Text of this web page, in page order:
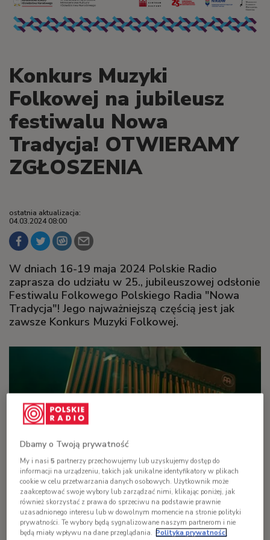
Konkurs Muzyki
Folkowej na jubileusz
festiwalu Nowa
Tradycja! OTWIERAMY
ZGŁOSZENIA
ostatnia aktualizacja:
04.03.2024 08:00
W dniach 16-19 maja 2024 Polskie Radio
zaprasza do udziału w 25., jubileuszowej odsłonie
Festiwalu Folkowego Polskiego Radia "Nowa
Tradycja"! Jego najważniejszą częścią jest jak
zawsze Konkurs Muzyki Folkowej.
Igor Nikiforow z zespołu Babadag podczas koncertu na festiwalu Nowa
Tradycja 2022
Foto: Danuta Naugolnyk
Konkurs Muzyki Folkowej to główna część Festiwalu
Dbamy o Twoją prywatność
My i nasi5 partnerzy przechowujemy lub uzyskujemy dostęp do
informacji na urządzeniu, takich jak unikalne identyfikatory w plikach
cookie w celu przetwarzania danych osobowych. Użytkownik może
zaakceptować swoje wybory lub zarządzać nimi, klikając poniżej, jak
również skorzystać z prawa do sprzeciwu na podstawie prawnie
uzasadnionego interesu lub w dowolnym momencie na stronie polityki
prywatności. Te wybory będą sygnalizowane naszym partnerom i nie
będą miały wpływu na dane przeglądania. Polityka prywatności